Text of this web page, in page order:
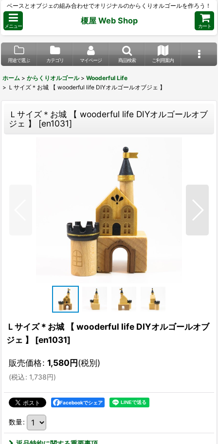
ベースとオブジェの組み合わせでオリジナルのからくりオルゴールを作ろう！
メニュー
榎屋 Web Shop
カート
用途で選ぶ カテゴリ マイページ 商品検索 ご利用案内
ホーム > からくりオルゴール > Wooderful Life
> Ｌサイズ＊お城 【 wooderful life DIYオルゴールオブジェ 】
Ｌサイズ＊お城 【 wooderful life DIYオルゴールオブ
ジェ 】
[en1031]
Ｌサイズ＊お城 【 wooderful life DIYオルゴールオブ
ジェ 】
[en1031]
販売価格: 1,580円(税別)
(税込: 1,738円)
Facebookでシェア
数量: